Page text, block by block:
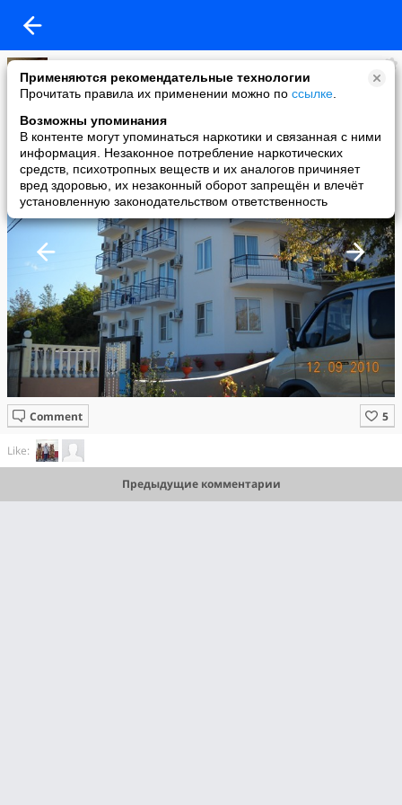
Применяются рекомендательные технологии
Прочитать правила их применении можно по ссылке
Возможны упоминания
В контенте могут упоминаться наркотики и связанная с ними
информация. Незаконное потребление наркотических
средств, психотропных веществ и их аналогов причиняет
вред здоровью, их незаконный оборот запрещён и влечёт
установленную законодательством ответственность
Кукусик
added a photo
21 Sep в 01:13
Comment
Like:
Предыдущие комментарии